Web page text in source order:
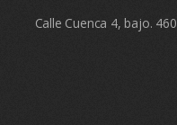
Calle Cuenca 4, bajo.